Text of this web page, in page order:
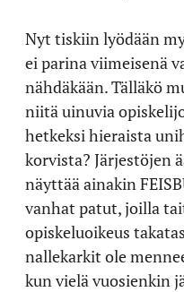
Nyt tiskiin lyödään
ei parina viimeisenä
nähdäkään. Tälläkö
niitä uinuvia
hetkeksi hieraista
korvista? Järjestöjen
näyttää ainakin
vanhat patut, joilla
opiskeluoikeus
nallekarkit ole
kun vielä vuosienkin